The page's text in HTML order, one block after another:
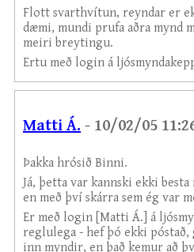
Flott svarthvítun, reyndar er
dæmi, mundi prufa aðra mynd
meiri breytingu.
Ertu með login á
Matti Á. - 10/02/05
Þakka hrósið Binni.
Já, þetta var kannski ekki
en með því skárra sem ég var
Er með login [Matti Á.] á
reglulega - hef þó ekki
inn myndir, en það kemur að